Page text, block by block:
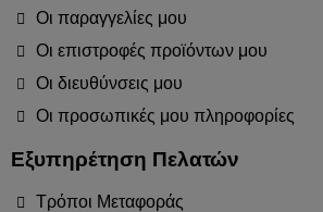
Οι παραγγελίες μου
Οι επιστροφές προϊόντων μου
Οι διευθύνσεις μου
Οι προσωπικές μου πληροφορίες
Εξυπηρέτηση Πελατών
Τρόποι Μεταφοράς